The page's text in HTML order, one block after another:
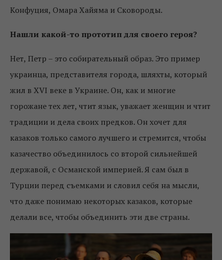
Конфуция, Омара Хайяма и Сковороды.
Нашли какой-то прототип для своего героя?
Нет, Петр – это собирательный образ. Это пример
украинца, представителя города, шляхты, который
жил в XVI веке в Украине. Он, как и многие
горожане тех лет, чтит язык, уважает женщин и чтит
традиции и дела своих предков. Он хочет для
казаков только самого лучшего и стремится, чтобы
казачество объединилось со второй сильнейшей
державой, с Османской империей. Я сам был в
Турции перед съемками и словил себя на мысли,
что даже понимаю некоторых казаков, которые
делали все, чтобы объединить эти две страны.